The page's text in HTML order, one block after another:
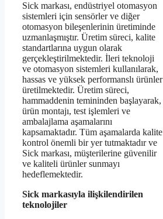
Sick markası, endüstriyel otomasyon
sistemleri için sensörler ve diğer
otomasyon bileşenlerinin üretiminde
uzmanlaşmıştır. Üretim süreci, kalite
standartlarına uygun olarak
gerçekleştirilmektedir. İleri teknoloji
ve otomasyon sistemleri kullanılarak,
hassas ve yüksek performanslı ürünler
üretilmektedir. Üretim süreci,
hammaddenin temininden başlayarak,
ürün montajı, test işlemleri ve
ambalajlama aşamalarını
kapsamaktadır. Tüm aşamalarda kalite
kontrol önemli bir yer tutmaktadır ve
Sick markası, müşterilerine güvenilir
ve kaliteli ürünler sunmayı
hedeflemektedir.
Sick markasıyla ilişkilendirilen
teknolojiler